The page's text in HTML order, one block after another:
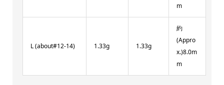
m
L (about#12-14) 1.33g 1.33g
約
(Appro
x.)8.0m
m